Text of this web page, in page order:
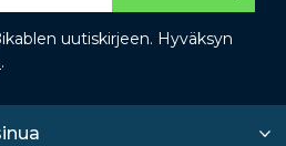
uutiskirjeen. Hyväksyn
.